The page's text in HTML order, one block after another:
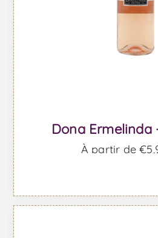
Dona Ermelinda
À partir de